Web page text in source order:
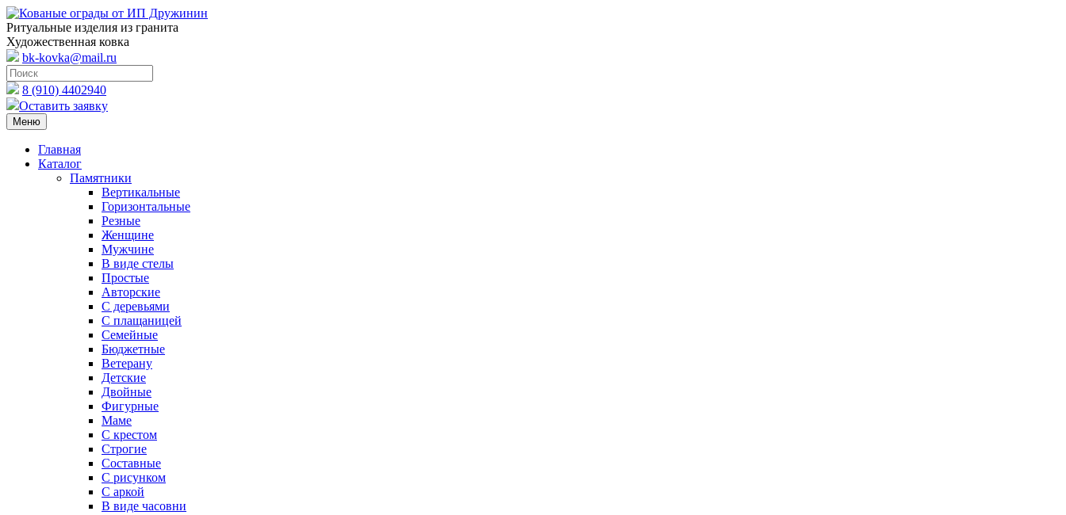
Ритуальные изделия из гранита
Художественная ковка
bk-kovka@mail.ru
8 (910) 4402940
Оставить заявку
Меню
Главная
Каталог
Памятники
Вертикальные
Горизонтальные
Резные
Женщине
Мужчине
В виде стелы
Простые
Авторские
С деревьями
С плащаницей
Семейные
Бюджетные
Ветерану
Детские
Двойные
Фигурные
Маме
С крестом
Строгие
Составные
С рисунком
С аркой
В виде часовни